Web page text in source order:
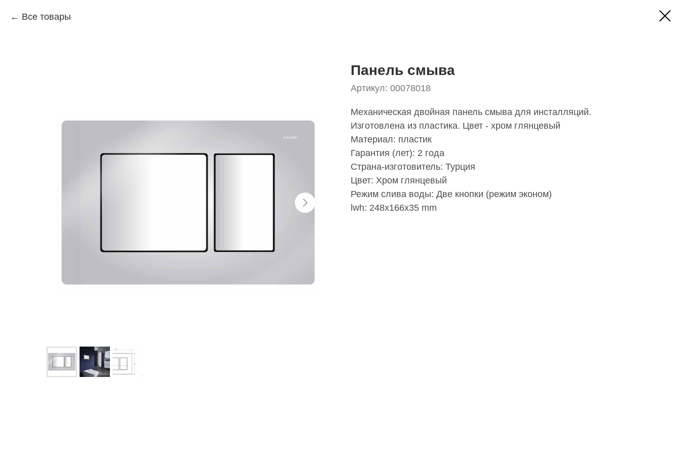
Все товары
Панель смыва
Артикул: 00078018
Механическая двойная панель смыва для инсталляций.
Изготовлена из пластика. Цвет - хром глянцевый
Материал: пластик
Гарантия (лет): 2 года
Страна-изготовитель: Турция
Цвет: Хром глянцевый
Режим слива воды: Две кнопки (режим эконом)
lwh: 248x166x35 mm